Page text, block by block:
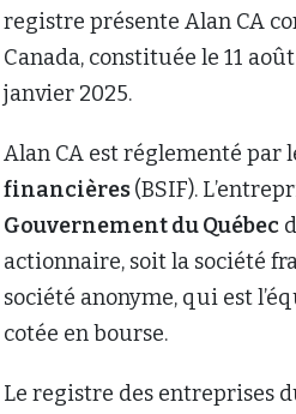
registre présente Alan CA
Canada, constituée le 11
janvier 2025.
Alan CA est réglementé par
financières(BSIF).
Gouvernement du Québec
actionnaire, soit la société
société anonyme, qui est
cotée en bourse.
Le registre des entreprises